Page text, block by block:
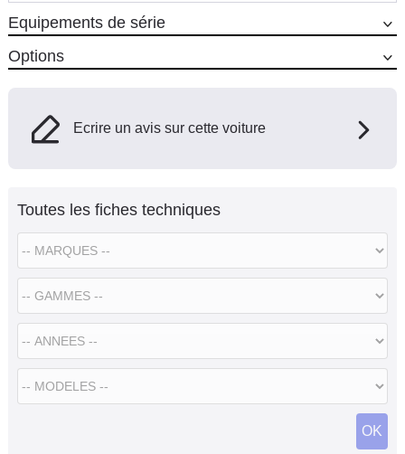
Equipements de série
Options
Ecrire un avis sur cette voiture
Toutes les fiches techniques